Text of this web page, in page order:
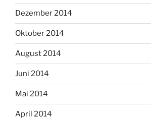
Dezember 2014
Oktober 2014
August 2014
Juni 2014
Mai 2014
April 2014